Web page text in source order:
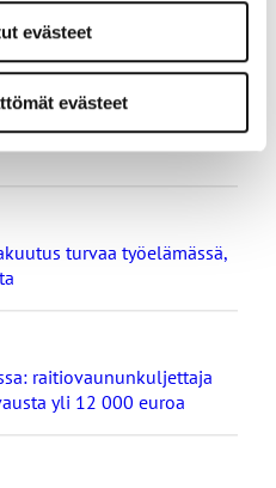
evästeet
evästeet
avoimia
turvaa työelämässä,
raitiovaununkuljettaja
yli 12 000 euroa